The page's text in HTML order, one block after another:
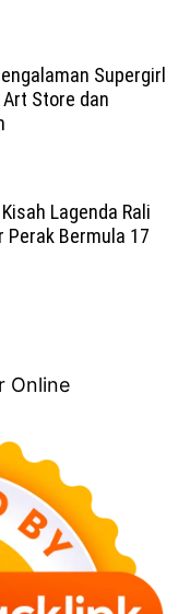
Supergirl
Store dan
Lagenda Rali
Perak Bermula 17
Online